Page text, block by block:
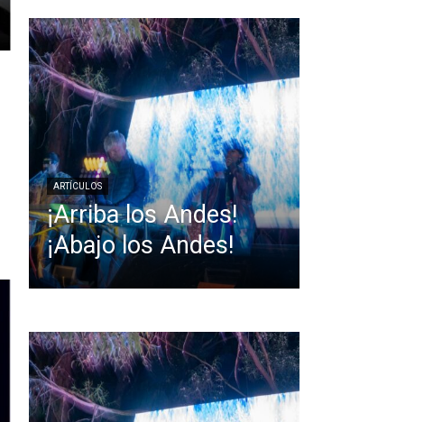
ARTÍCULOS
¡Arriba los Andes!
¡Abajo los Andes!